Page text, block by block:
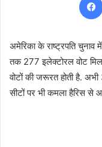
अमेरिका के राष्ट्रपति चुनाव
तक 277 इलेक्टोरल वोट
वोटों की जरूरत होती है.
सीटों पर भी कमला हैरिस से